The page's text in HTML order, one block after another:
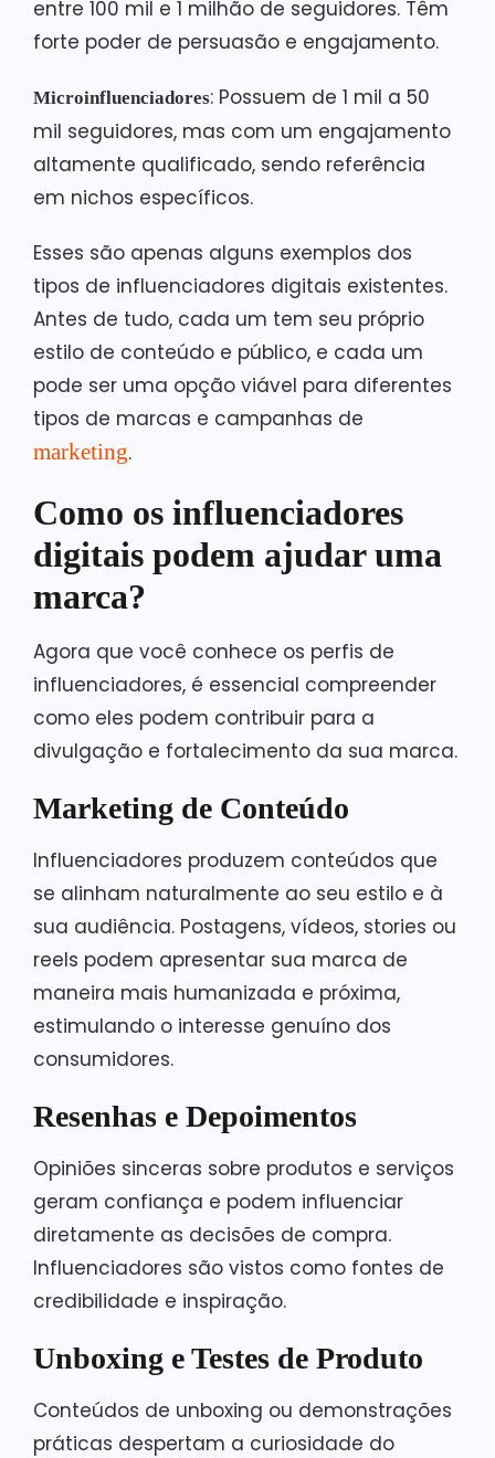
entre 100 mil e 1 milhão de seguidores. Têm
forte poder de persuasão e engajamento.
Microinfluenciadores: Possuem de 1 mil a 50
mil seguidores, mas com um engajamento
altamente qualificado, sendo referência
em nichos específicos.
Esses são apenas alguns exemplos dos
tipos de influenciadores digitais existentes.
Antes de tudo, cada um tem seu próprio
estilo de conteúdo e público, e cada um
pode ser uma opção viável para diferentes
tipos de marcas e campanhas de
marketing.
Como os influenciadores
digitais podem ajudar uma
marca?
Agora que você conhece os perfis de
influenciadores, é essencial compreender
como eles podem contribuir para a
divulgação e fortalecimento da sua marca.
Marketing de Conteúdo
Influenciadores produzem conteúdos que
se alinham naturalmente ao seu estilo e à
sua audiência. Postagens, vídeos, stories ou
reels podem apresentar sua marca de
maneira mais humanizada e próxima,
estimulando o interesse genuíno dos
consumidores.
Resenhas e Depoimentos
Opiniões sinceras sobre produtos e serviços
geram confiança e podem influenciar
diretamente as decisões de compra.
Influenciadores são vistos como fontes de
credibilidade e inspiração.
Unboxing e Testes de Produto
Conteúdos de unboxing ou demonstrações
práticas despertam a curiosidade do